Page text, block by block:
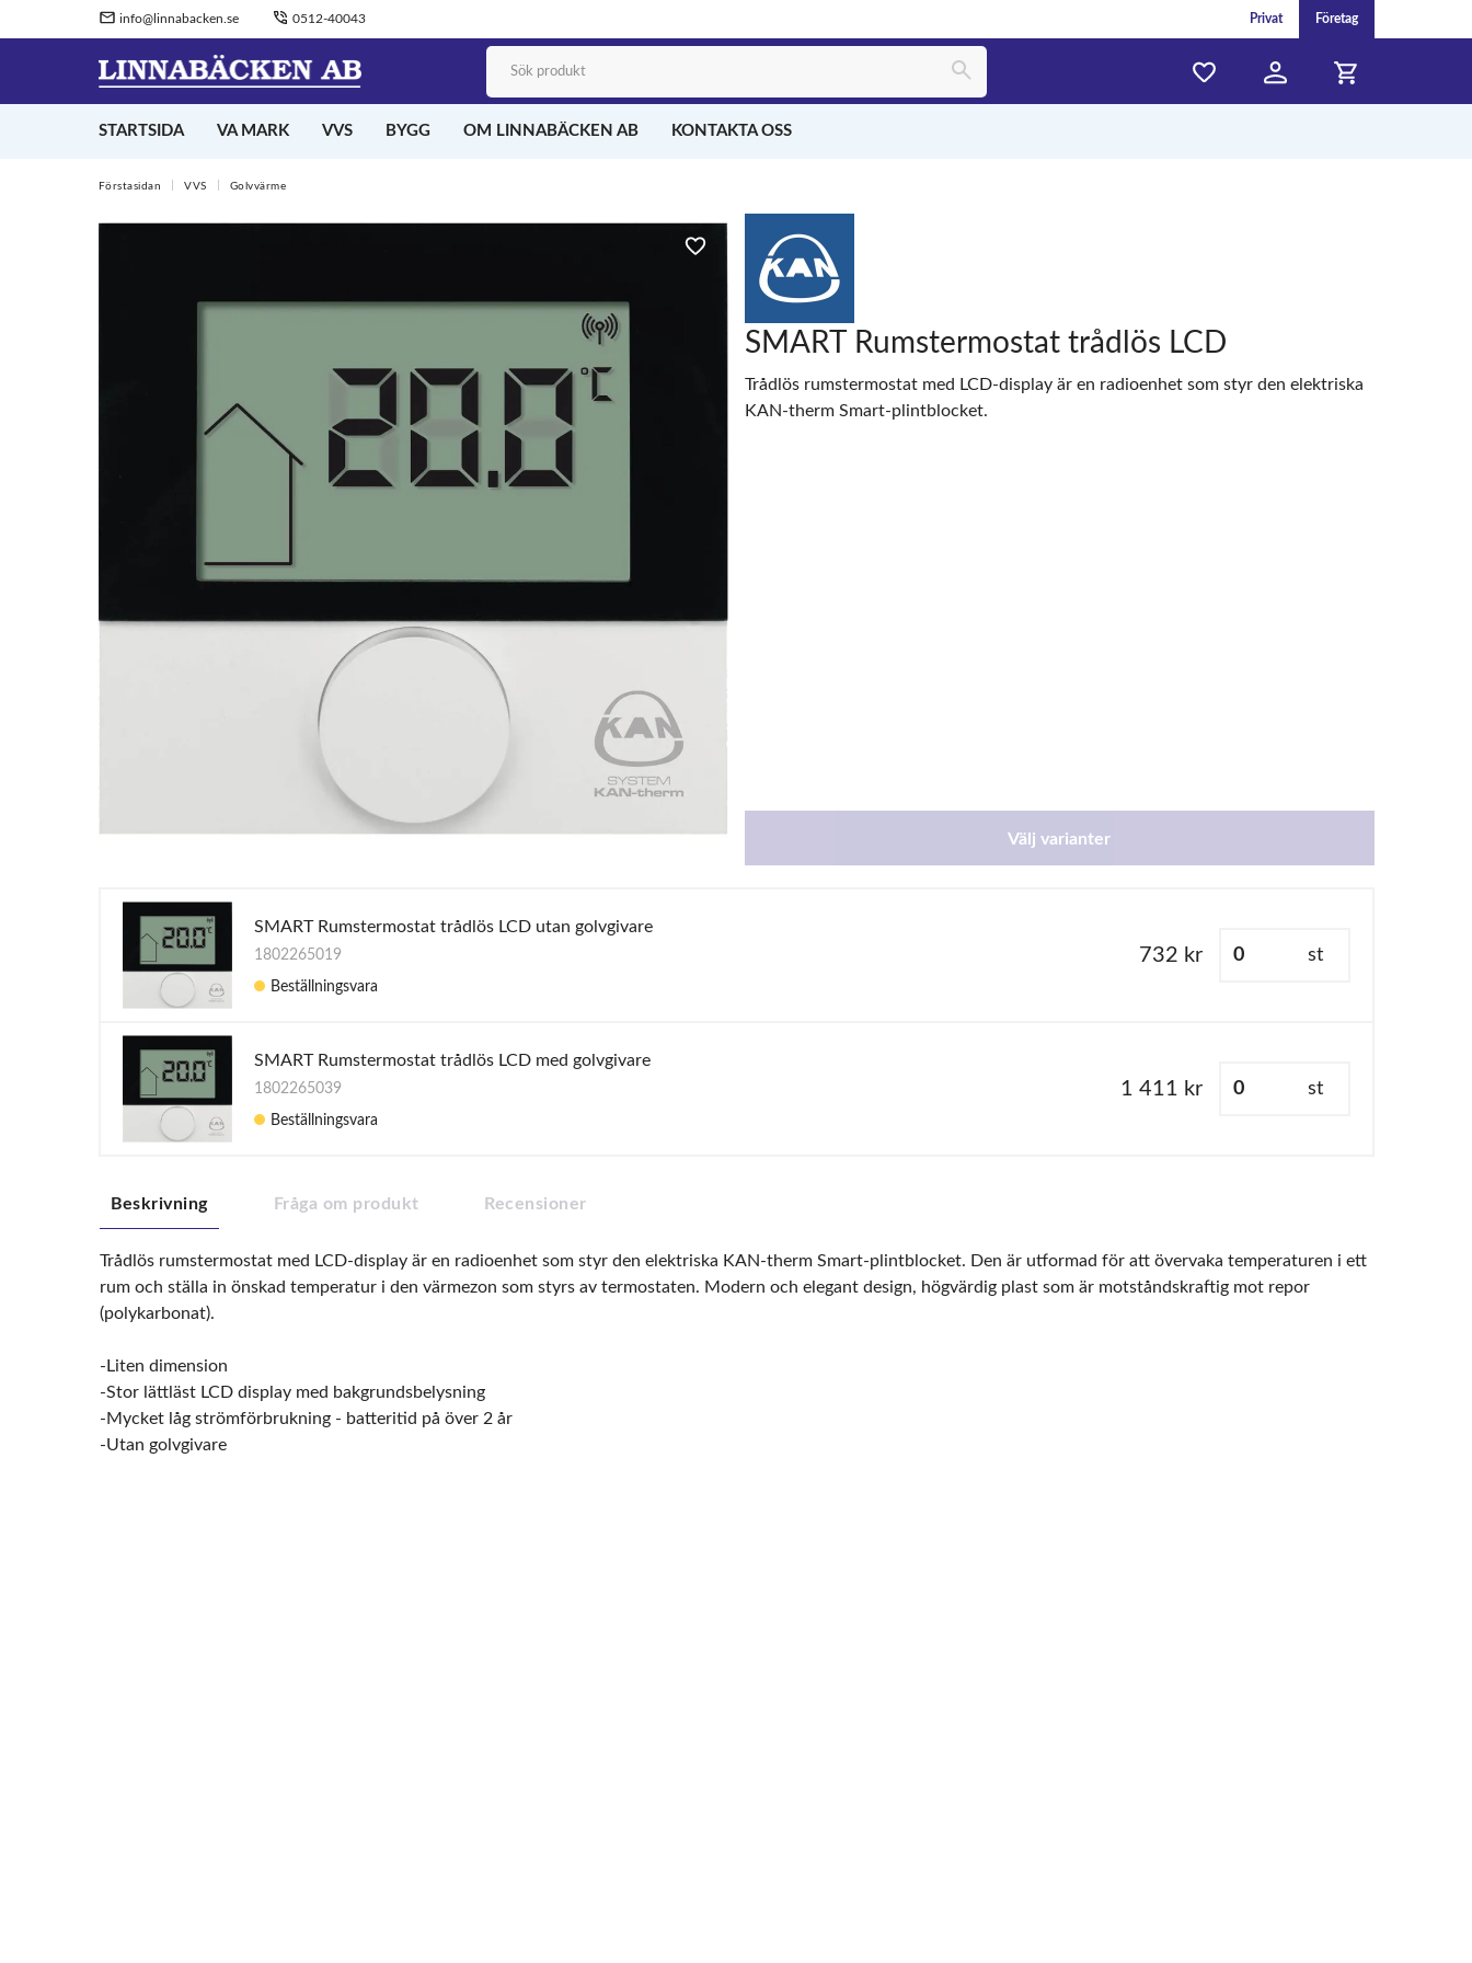
Privat Företag
info@linnabacken.se 0512-40043
STARTSIDA VA MARK VVS BYGG OM LINNABÄCKEN AB KONTAKTA OSS
Förstasidan VVS Golvvärme
SMART Rumstermostat trådlös LCD
Trådlös rumstermostat med LCD-display är en radioenhet som styr den elektriska
KAN-therm Smart-plintblocket.
Välj varianter
SMART Rumstermostat trådlös LCD utan golvgivare
1802265019
Beställningsvara
732 kr st
SMART Rumstermostat trådlös LCD med golvgivare
1802265039
Beställningsvara
1 411 kr st
Beskrivning Fråga om produkt Recensioner
Trådlös rumstermostat med LCD-display är en radioenhet som styr den elektriska KAN-therm Smart-plintblocket. Den är utformad för att övervaka temperaturen i ett
rum och ställa in önskad temperatur i den värmezon som styrs av termostaten. Modern och elegant design, högvärdig plast som är motståndskraftig mot repor
(polykarbonat).
-Liten dimension
-Stor lättläst LCD display med bakgrundsbelysning
-Mycket låg strömförbrukning - batteritid på över 2 år
-Utan golvgivare